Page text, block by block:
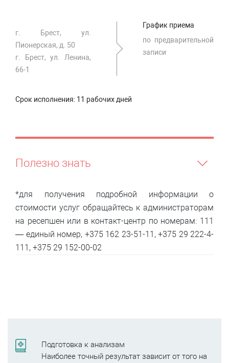
г. Брест, ул.
Пионерская, д. 50
г. Брест, ул. Ленина,
66-1
График приема
по предварительной
записи
Срок исполнения: 11 рабочих дней
Полезно знать
*для получения подробной информации о
стоимости услуг обращайтесь к администраторам
на ресепшен или в контакт-центр по номерам: 111
— единый номер, +375 162 23-51-11, +375 29 222-4-
111, +375 29 152-00-02
Подготовка к анализам
Наиболее точный результат зависит от того на